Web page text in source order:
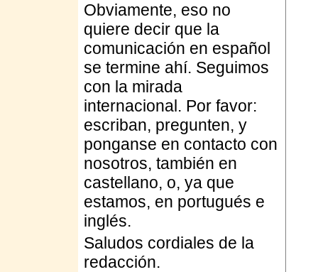
Obviamente, eso no
quiere decir que la
comunicación en español
se termine ahí. Seguimos
con la mirada
internacional. Por favor:
escriban, pregunten, y
ponganse en contacto con
nosotros, también en
castellano, o, ya que
estamos, en portugués e
inglés.
Saludos cordiales de la
redacción.